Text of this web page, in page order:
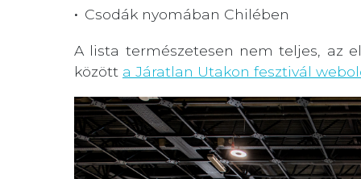
Csodák nyomában Chilében
A lista természetesen nem teljes, az
között a Járatlan Utakon fesztivál